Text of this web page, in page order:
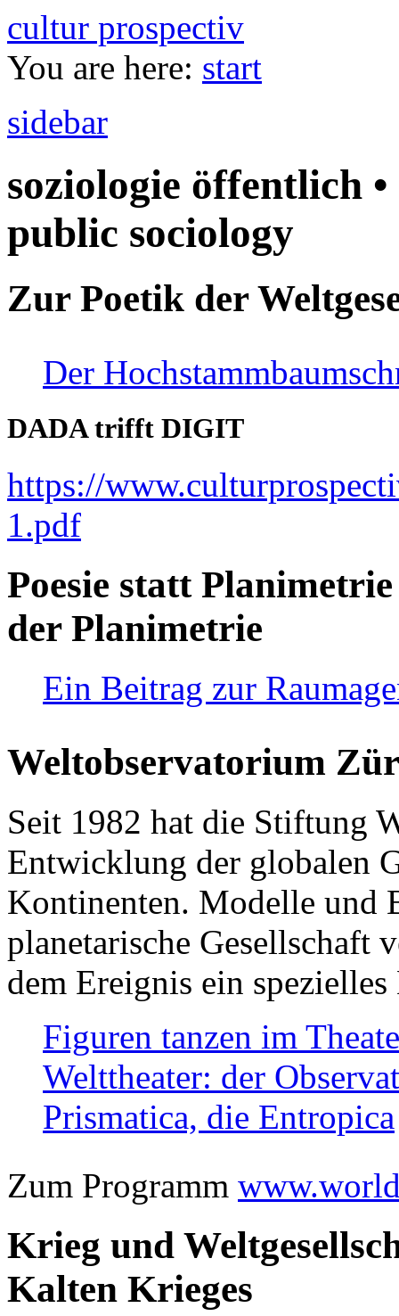
cultur prospectiv
You are here: start
sidebar
soziologie öffentlich
public sociology
Zur Poetik der
Der
DADA trifft DIGIT
https://
1.pdf
Poesie statt
der Planimetrie
Ein Beitrag zur
Weltobservatorium
Seit 1982 hat die Stiftung
Entwicklung der globalen
Kontinenten. Modelle und
planetarische Gesellschaft
dem Ereignis ein
Figuren tanzen im
Welttheater: der
Prismatica, die Entropica
Zum Programm
Krieg und
Kalten Krieges